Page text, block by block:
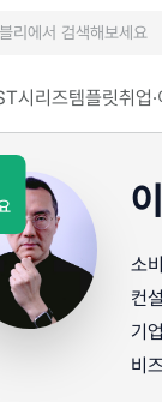
시리즈템플릿취업
소
컨
기
비